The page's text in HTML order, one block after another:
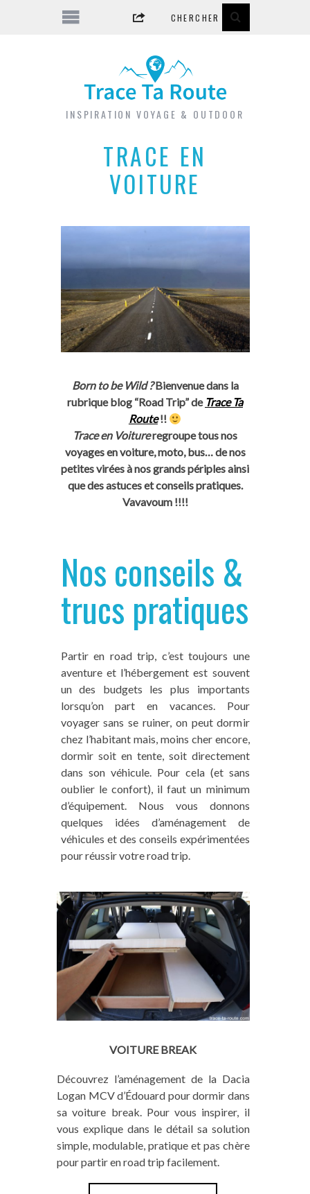
INSPIRATION VOYAGE & OUTDOOR
TRACE EN
VOITURE
Born to be Wild ?Bienvenue dans la
rubrique blog “Road Trip” de Trace Ta
Route!!
Trace en Voitureregroupe tous nos
voyages en voiture, moto, bus… de nos
petites virées à nos grands périples ainsi
que des astuces et conseils pratiques.
Vavavoum !!!!
Nos conseils &
trucs pratiques
Partir en road trip, c’est toujours une
aventure et l’hébergement est souvent
un des budgets les plus importants
lorsqu’on part en vacances. Pour
voyager sans se ruiner, on peut dormir
chez l’habitant mais, moins cher encore,
dormir soit en tente, soit directement
dans son véhicule. Pour cela (et sans
oublier le confort), il faut un minimum
d’équipement. Nous vous donnons
quelques idées d’aménagement de
véhicules et des conseils expérimentées
pour réussir votre road trip.
VOITURE BREAK
Découvrez l’aménagement de la Dacia
Logan MCV d’Édouard pour dormir dans
sa voiture break. Pour vous inspirer, il
vous explique dans le détail sa solution
simple, modulable, pratique et pas chère
pour partir en road trip facilement.